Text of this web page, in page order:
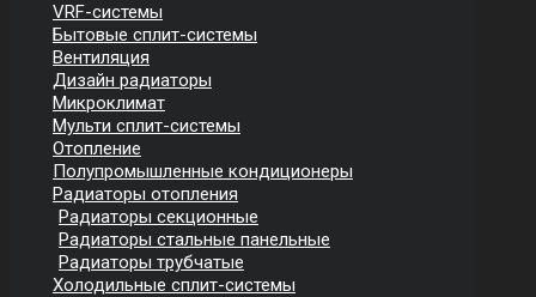
VRF-системы
Бытовые сплит-системы
Вентиляция
Дизайн радиаторы
Микроклимат
Мульти сплит-системы
Отопление
Полупромышленные кондиционеры
Радиаторы отопления
Радиаторы секционные
Радиаторы стальные панельные
Радиаторы трубчатые
Холодильные сплит-системы